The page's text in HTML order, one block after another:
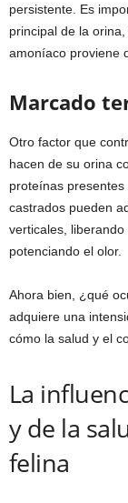
persistente. Es
principal de la
amoníaco proviene
Marcado
Otro factor que
hacen de su orina
proteínas
castrados pueden
verticales,
potenciando el olor.
Ahora bien, ¿qué
adquiere una
cómo la salud y el
La
y de la
felina